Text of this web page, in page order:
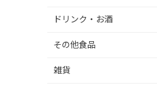
ドリンク・お酒
その他食品
雑貨